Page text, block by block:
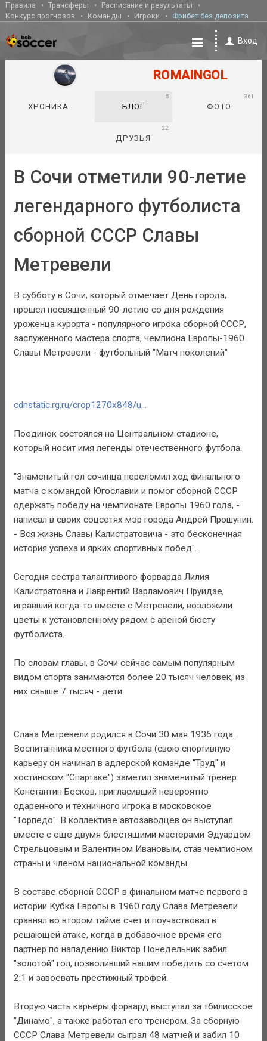
Правила Трансферы
Расписание и результаты
Конкурс прогнозов
Команды Игроки Фрибет без депозита
Вход
ROMAINGOL
ХРОНИКА БЛОГ
5
ФОТО
361
ДРУЗЬЯ
22
В Сочи отметили 90-летие
легендарного футболиста
сборной СССР Славы
Метревели
В субботу в Сочи, который отмечает День города,
прошел посвященный 90-летию со дня рождения
уроженца курорта - популярного игрока сборной СССР,
заслуженного мастера спорта, чемпиона Европы-1960
Славы Метревели - футбольный "Матч поколений"
cdnstatic.rg.ru/crop1270x848/u...
Поединок состоялся на Центральном стадионе,
который носит имя легенды отечественного футбола.
"Знаменитый гол сочинца переломил ход финального
матча с командой Югославии и помог сборной СССР
одержать победу на чемпионате Европы 1960 года, -
написал в своих соцсетях мэр города Андрей Прошунин.
- Вся жизнь Славы Калистратовича - это бесконечная
история успеха и ярких спортивных побед".
Сегодня сестра талантливого форварда Лилия
Калистратовна и Лаврентий Варламович Пруидзе,
игравший когда-то вместе с Метревели, возложили
цветы к установленному рядом с ареной бюсту
футболиста.
По словам главы, в Сочи сейчас самым популярным
видом спорта занимаются более 20 тысяч человек, из
них свыше 7 тысяч - дети.
Слава Метревели родился в Сочи 30 мая 1936 года.
Воспитанника местного футбола (свою спортивную
карьеру он начинал в адлерской команде "Труд" и
хостинском "Спартаке") заметил знаменитый тренер
Константин Бесков, пригласивший невероятно
одаренного и техничного игрока в московское
"Торпедо". В коллективе автозаводцев он выступал
вместе с еще двумя блестящими мастерами Эдуардом
Стрельцовым и Валентином Ивановым, став чемпионом
страны и членом национальной команды.
В составе сборной СССР в финальном матче первого в
истории Кубка Европы в 1960 году Слава Метревели
сравнял во втором тайме счет и поучаствовал в
решающей атаке, когда в добавочное время его
партнер по нападению Виктор Понедельник забил
"золотой" гол, позволивший нашим победить со счетом
2:1 и завоевать престижный трофей.
Вторую часть карьеры форвард выступал за тбилисское
"Динамо", а также работал его тренером. За сборную
СССР Слава Метревели сыграл 48 матчей и забил 10